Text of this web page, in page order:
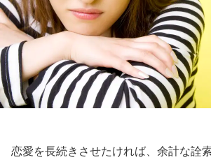
恋愛を長続きさせたければ、余計な詮